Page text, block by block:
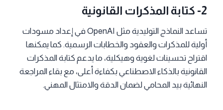
2- كتابة المذكرات القانونية
تساعد النماذج التوليدية مثل OpenAI في إعداد مسودات
أولية للمذكرات والعقود والخطابات الرسمية. كما يمكنها
اقتراح تحسينات لغوية وهيكلية، ما يدعم كتابة المذكرات
القانونية بالذكاء الاصطناعي بكفاءة أعلى، مع بقاء المراجعة
النهائية بيد المحامي لضمان الدقة والامتثال المهني.